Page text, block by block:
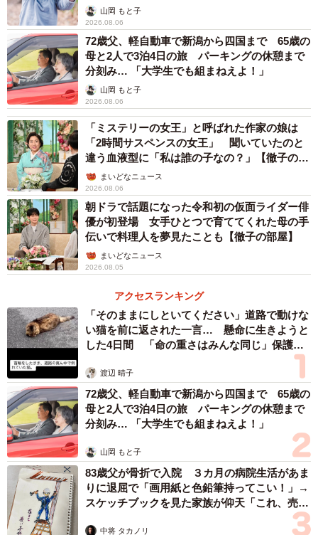
ー父親の借金を知っていたらどうなりますか
債権者によって「詐害行為取消権」が行使されるかどうか
が問題となる場合があります。詐害行為取消権は民法第424
条に規定されており、債務者が債権者を害することを知っ
て行った行為に対して、債権者が裁判所に取消しを求める
ことができる権利をいいます。
今回のケースではAさんは父親の借金を知りませんでした
が、もし借金の存在を知っていた場合も裁判所は、「相続
の放棄のような身分行為については、詐害行為取消権の対
象とはならない」と判示しています（最高裁判所判決昭和
49年9月20日）。
ただしAさんと父親が、父親の債権者の利益を害すると知り
ながら生前贈与を実施した場合、債権者がこの生前贈与を
詐害行為として取消し請求することにより、生前贈与が取
消される可能性があります。
生前贈与を受けていても相続放棄はできるものの、税金や
他の相続人との関係など、複雑な問題が絡む可能性もあり
ます。イレギュラーな相続上の手続きを検討する際は、専
門家に相談することをおすすめします。
◆松尾武将（まつお・たけまさ）／行政書士 長崎県諫早
市出身。大阪府茨木市にて開業。前職の信託銀行員時代に
1,000件以上の遺言・相続手続きを担当し、3,000件以上の
出し…山岡 もと子
2026.08.06
72歳父、軽自動車で新潟から四国まで 65歳の
母と2人で3泊4日の旅 パーキングの休憩まで
分刻み… 「大学生でも組まねえよ！」
山岡 もと子
2026.08.06
「ミステリーの女王」と呼ばれた作家の娘は
「2時間サスペンスの女王」 聞いていたのと
違う血液型に「私は誰の子なの？」【徹子の部
屋】まいどなニュース
2026.08.06
朝ドラで話題になった令和初の仮面ライダー俳
優が初登場 女手ひとつで育ててくれた母の手
伝いで料理人を夢見たことも【徹子の部屋】
まいどなニュース
2026.08.05
アクセスランキング
「そのままにしといてください」道路で動けな
い猫を前に返された一言… 懸命に生きようと
した4日間 「命の重さはみんな同じ」保護団
渡辺 晴子
72歳父、軽自動車で新潟から四国まで 65歳の
母と2人で3泊4日の旅 パーキングの休憩まで
分刻み… 「大学生でも組まねえよ！」
山岡 もと子
83歳父が骨折で入院 ３カ月の病院生活があま
りに退屈で「画用紙と色鉛筆持ってこい！」→
スケッチブックを見た家族が仰天「これ、売れ
中将 タカノリ